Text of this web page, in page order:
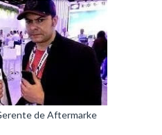
de Aftermarke